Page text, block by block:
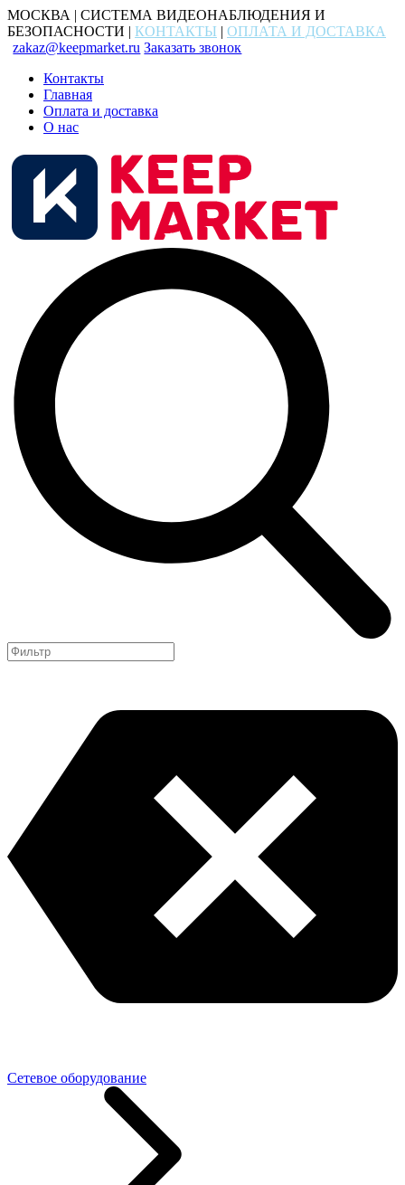
МОСКВА | СИСТЕМА ВИДЕОНАБЛЮДЕНИЯ И
БЕЗОПАСНОСТИ | КОНТАКТЫ | ОПЛАТА И ДОСТАВКА
zakaz@keepmarket.ru Заказать звонок
Контакты
Главная
Оплата и доставка
О нас
Сетевое оборудование